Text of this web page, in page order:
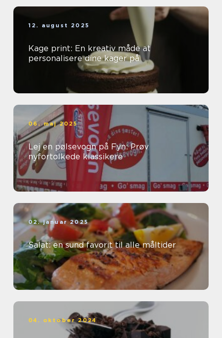
12. august 2025
Kage print: En kreativ måde at
personalisere dine kager på
06. maj 2025
Lej en pølsevogn på Fyn: Prøv
nyfortolkede klassikere
02. januar 2025
Salat: en sund favorit til alle måltider
04. oktober 2024